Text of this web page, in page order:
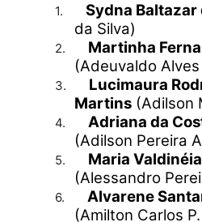
1. Sydna Baltazar
da Silva)
2.
Martinha
(Adeuvaldo
3.
Lucimaura
Martins (Adilson
4.
Adriana da
(Adilson Pereira
5.
Maria
(Alessandro
6.
Alvarene
(Amilton Carlos